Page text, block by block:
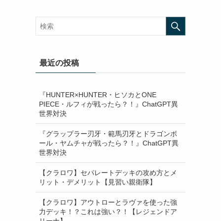
最近の投稿
『HUNTER×HUNTER・ヒソカとONE
PIECE・ルフィが戦ったら？！』ChatGPT異
世界対決
『グラップラー刃牙・範馬刃牙とドラゴンボ
ール・ヤムチャが戦ったら？！』ChatGPT異
世界対決
【クラロワ】セパレートデッキの攻め方とメ
リット・デメリット【見習い親衛隊】
【クラロワ】アウトローとラヴァを使った強
力デッキ！？これは強い？！【レジェンドア